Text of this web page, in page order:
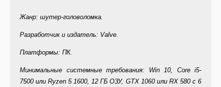
Жанр: шутер-головоломка.
Разработчик и издатель: Valve.
Платформы: ПК.
Минимальные системные требования: Win 10, Core i5-
7500 или Ryzen 5 1600, 12 ГБ ОЗУ, GTX 1060 или RX 580 с 6